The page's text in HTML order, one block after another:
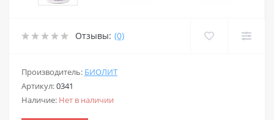
Отзывы: (0)
Производитель: БИОЛИТ
Артикул:0341
Наличие: Нет в наличии